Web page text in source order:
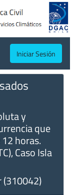
Iniciar Sesión
y
que
horas.
Caso Isla
(310042)